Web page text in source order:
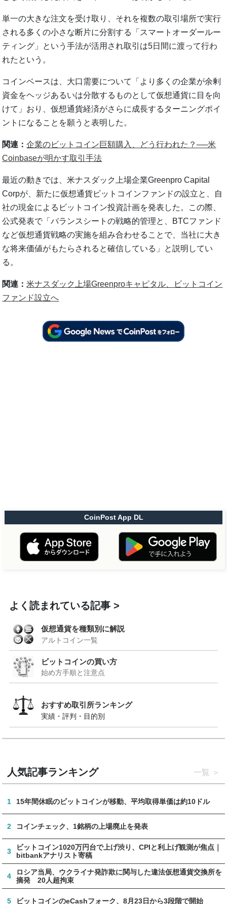
単一の大きな注文を受け取り、それを複数の取引場所で実行
される多くの小さな断片に分割する「スマートオーダールー
ティング」という手法が活用され取引は5日間に渡って行わ
れたという。
コインベースは、大口需要について「より多くの企業が余剰
資金をヘッジあるいは分散するものとして仮想通貨に目を向
けて」おり、仮想通貨経済がさらに成長するターニングポイ
ントになることを願うと表明した。
関連：企業のビットコイン巨額購入、どう行われた？──米
Coinbaseが明かす取引手法
最近の動きでは、米ナスダック上場企業Greenpro Capital
Corpが、新たに仮想通貨ビットコインファンドの設立と、自
社の現金によるビットコイン投資計画を発表した。この際、
公式発表で「バランスシートの戦略的管理と、BTCファンド
など仮想通貨戦略の実施を組み合わせることで、当社に大き
な将来価値がもたらされると確信している」と説明してい
る。
関連：米ナスダック上場Greenproキャピタル、ビットコイン
ファンド設立へ
CoinPost App DL
よく読まれている記事
仮想通貨を種類別に解説
アルトコイン一覧
ビットコインの買い方
始め方手順と注意点
おすすめ取引所ランキング
実績・評判・目的別
人気記事ランキング 一覧
1 15年間休眠のビットコインが移動、平均取得単価は約10ドル
2 コインチェック、1銘柄の上場廃止を発表
3
ビットコイン1020万円台で上げ渋り、CPIと利上げ観測が焦点｜
bitbankアナリスト寄稿
4
ロシア当局、ウクライナ発詐欺に関与した違法仮想通貨交換所を
摘発 20人超拘束
5 ビットコインのeCashフォーク、8月23日から3段階で開始